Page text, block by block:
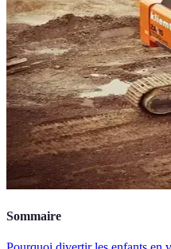
Sommaire